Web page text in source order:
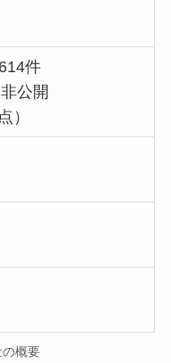
件
公開
）
の概要